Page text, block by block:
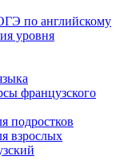
по английскому
уровня
французского
подростков
взрослых